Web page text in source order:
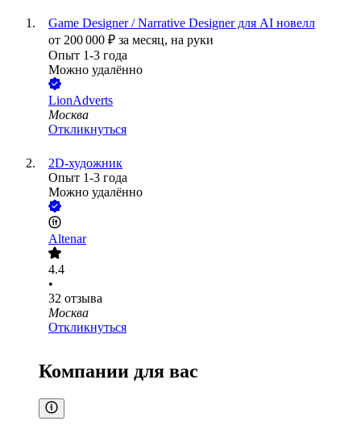
Game Designer / Narrative Designer для AI новелл
от 200 000 ₽ за месяц, на руки
Опыт 1-3 года
Можно удалённо
LionAdverts
Москва
Откликнуться
2D-художник
Опыт 1-3 года
Можно удалённо
Altenar
4.4
•
32 отзыва
Москва
Откликнуться
Компании для вас